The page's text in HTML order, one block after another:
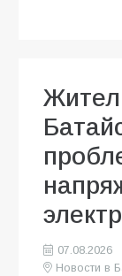
07.08.2026
Новости в